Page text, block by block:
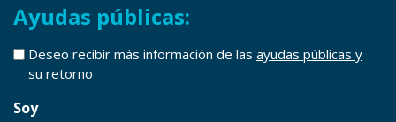
barra
AAAA
Ayudas públicas:
información
ayudas
Deseo recibir más información de las ayudas públicas y
su retorno
Soy